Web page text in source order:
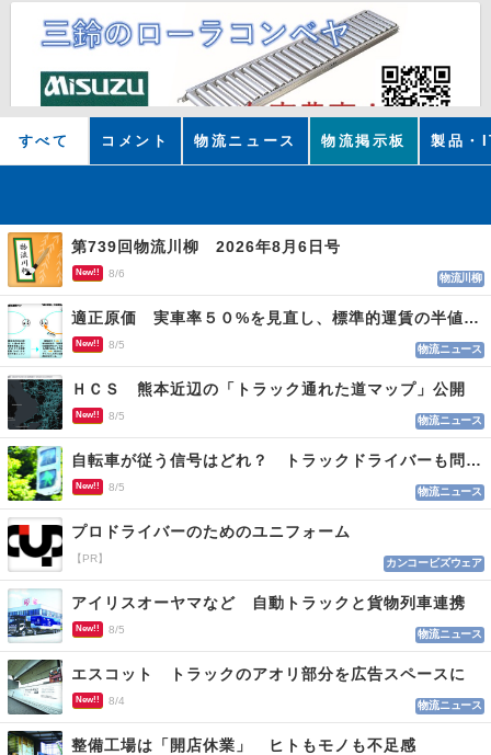
すべて コメント 物流ニュース 物流掲示板 製品・
第739回物流川柳 2026年8月6日号
New!! 8/6 物流川柳
適正原価 実車率５０%を見直し、標準的運賃の半値の恐れも
New!! 8/5 物流ニュース
ＨＣＳ 熊本近辺の「トラック通れた道マップ」公開
New!! 8/5 物流ニュース
自転車が従う信号はどれ？ トラックドライバーも問われる認識
New!! 8/5 物流ニュース
プロドライバーのためのユニフォーム
【PR】 カンコービズウェア
アイリスオーヤマなど 自動トラックと貨物列車連携
New!! 8/5 物流ニュース
エスコット トラックのアオリ部分を広告スペースに
New!! 8/4 物流ニュース
整備工場は「開店休業」 ヒトもモノも不足感